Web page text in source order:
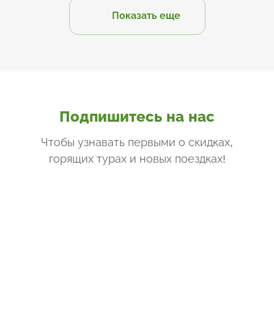
Показать еще
Подпишитесь на нас
Чтобы узнавать первыми о скидках,
горящих турах и новых поездках!